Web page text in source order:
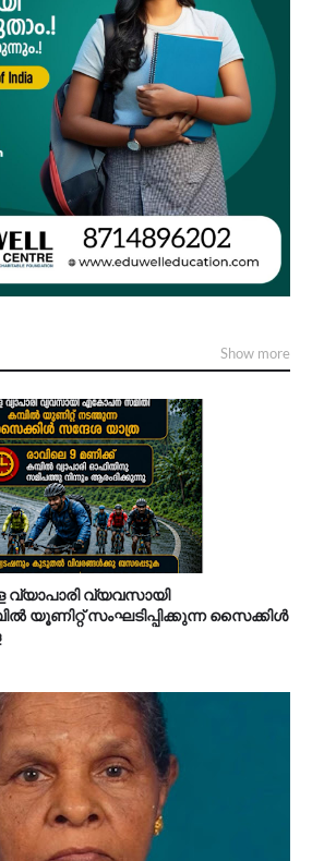
Show more
വ്യാപാരി വ്യവസായി
യൂണിറ്റ് സംഘടിപ്പിക്കുന്ന സൈക്കിൾ